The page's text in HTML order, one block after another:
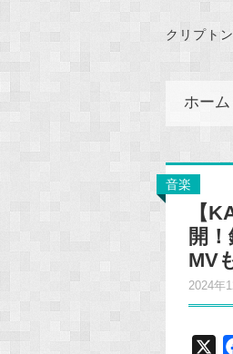
クリプト
ホーム
音楽
【
開
MV
2024年